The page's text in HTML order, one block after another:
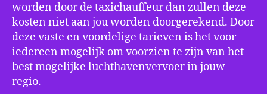
worden door de taxichauffeur dan zullen deze
kosten niet aan jou worden doorgerekend. Door
deze vaste en voordelige tarieven is het voor
iedereen mogelijk om voorzien te zijn van het
best mogelijke luchthavenvervoer in jouw
regio.